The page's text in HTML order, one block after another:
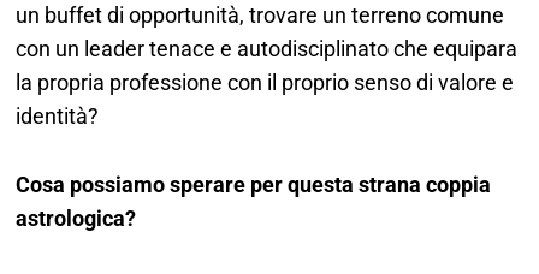
un buffet di opportunità, trovare un terreno comune
con un leader tenace e autodisciplinato che equipara
la propria professione con il proprio senso di valore e
identità?
Cosa possiamo sperare per questa strana coppia
astrologica?